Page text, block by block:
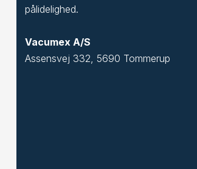
pålidelighed.
Vacumex A/S
Assensvej 332, 5690 Tommerup